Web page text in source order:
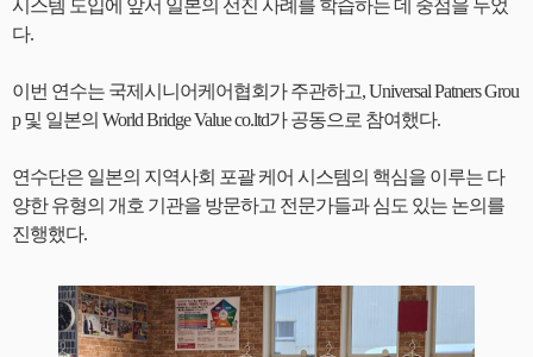
시스템 도입에 앞서 일본의 선진 사례를 학습하는 데 중점을 두었
다.
이번 연수는 국제시니어케어협회가 주관하고, Universal Patners Grou
p 및 일본의 World Bridge Value co.ltd가 공동으로 참여했다.
연수단은 일본의 지역사회 포괄 케어 시스템의 핵심을 이루는 다
양한 유형의 개호 기관을 방문하고 전문가들과 심도 있는 논의를
진행했다.